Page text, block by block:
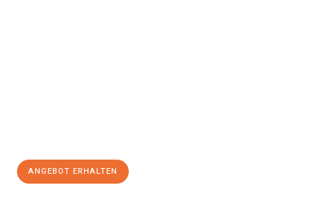
ANGEBOT ERHALTEN